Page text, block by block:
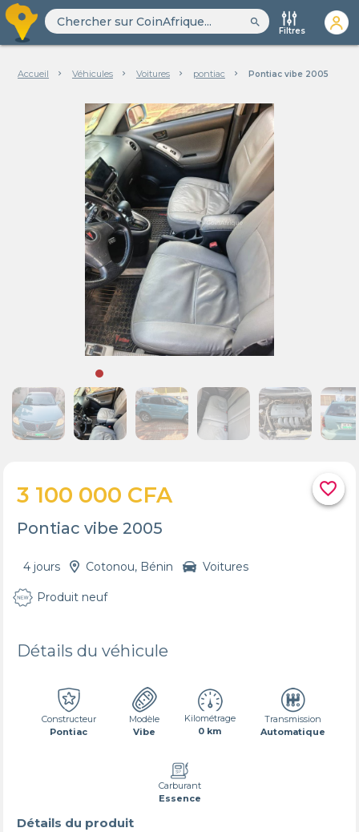
search
Filtres
Accueil Véhicules Voitures pontiac Pontiac vibe 2005
favorite_border
3 100 000 CFA
Pontiac vibe 2005
4 jours Cotonou, Bénin Voitures
Produit neuf
Détails du véhicule
Constructeur
Pontiac
Modèle
Vibe
Kilométrage
0 km
Transmission
Automatique
Carburant
Essence
Détails du produit